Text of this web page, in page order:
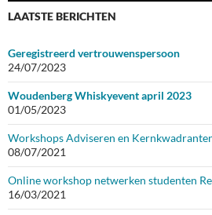
LAATSTE BERICHTEN
Geregistreerd vertrouwenspersoon
24/07/2023
Woudenberg Whiskyevent april 2023
01/05/2023
Workshops Adviseren en
08/07/2021
Online workshop netwerken studenten
16/03/2021